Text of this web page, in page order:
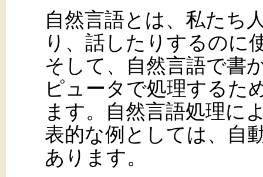
自然言語とは、私たち
り、話したりするのに
そして、自然言語で書
ピュータで処理するた
ます。自然言語処理に
表的な例としては、自
あります。